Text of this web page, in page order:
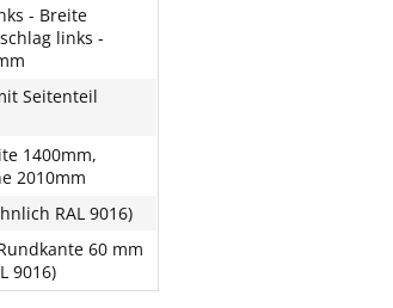
- Breite
links -
Seitenteil
1400mm,
2010mm
RAL 9016)
60 mm
9016)